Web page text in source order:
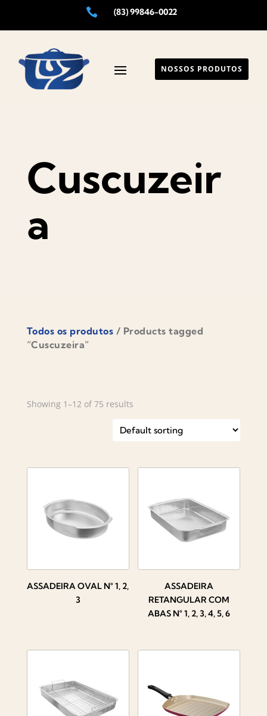
 (83) 99846-0022
NOSSOS PRODUTOS
Cuscuzeir
a
Todos os produtos / Products tagged
“Cuscuzeira”
Showing 1–12 of 75 results
ASSADEIRA OVAL N° 1, 2,
3
ASSADEIRA
RETANGULAR COM
ABAS N° 1, 2, 3, 4, 5, 6